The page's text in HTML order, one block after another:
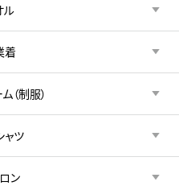
ル
着
（制服）
ャツ
ン